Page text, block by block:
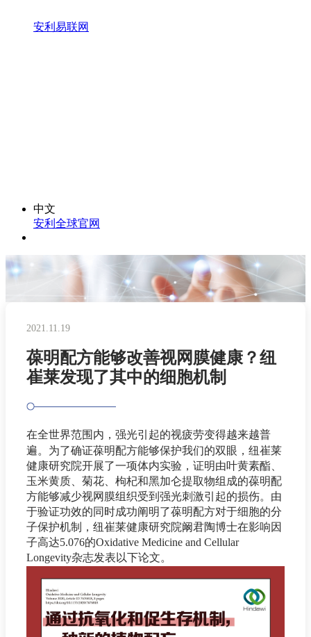
安利易联网
中文
安利全球官网
2021.11.19
葆明配方能够改善视网膜健康？纽
崔莱发现了其中的细胞机制
在全世界范围内，强光引起的视疲劳变得越来越普
遍。为了确证葆明配方能够保护我们的双眼，纽崔莱
健康研究院开展了一项体内实验，证明由叶黄素酯、
玉米黄质、菊花、枸杞和黑加仑提取物组成的葆明配
方能够减少视网膜组织受到强光刺激引起的损伤。由
于验证功效的同时成功阐明了葆明配方对于细胞的分
子保护机制，纽崔莱健康研究院阚君陶博士在影响因
子高达5.076的Oxidative Medicine and Cellular
Longevity杂志发表以下论文。